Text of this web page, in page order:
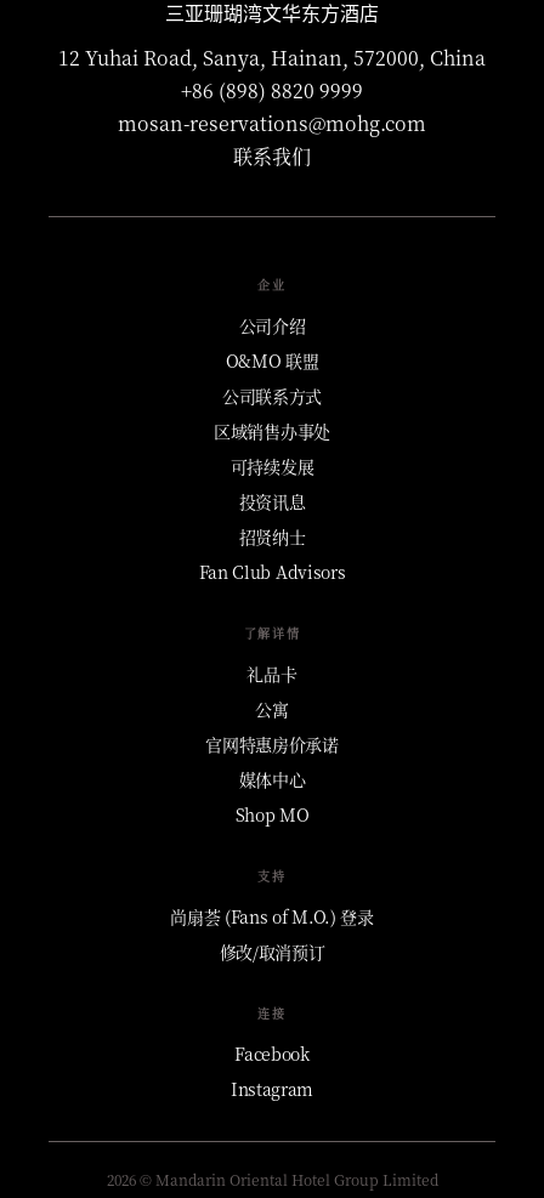
三亚珊瑚湾文华东方酒店
12 Yuhai Road, Sanya, Hainan, 572000, China
+86 (898) 8820 9999
mosan-reservations@mohg.com
联系我们
企业
公司介绍
O&MO 联盟
公司联系方式
区域销售办事处
可持续发展
投资讯息
招贤纳士
Fan Club Advisors
了解详情
礼品卡
公寓
官网特惠房价承诺
媒体中心
Shop MO
支持
尚扇荟 (Fans of M.O.) 登录
修改/取消预订
连接
Facebook
Instagram
2026 © Mandarin Oriental Hotel Group Limited